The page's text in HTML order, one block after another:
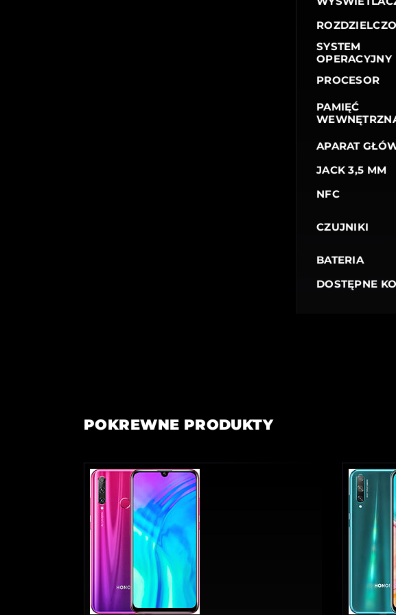
SYSTEM
OPERACYJNY
PROCESOR
PAMIĘĆ
APARAT
JACK 3,5 MM
NFC
CZUJNIKI
BATERIA
DOSTĘPNE
POKREWNE PRODUKTY